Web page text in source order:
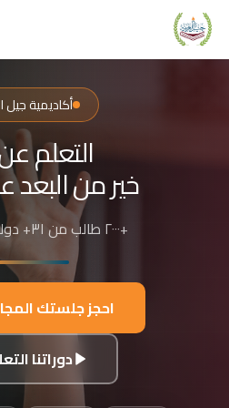
أكاديمية جيل العربية – Jeel Alarabiya Academy
أكاديمية جيل العربية هي منصة تعليمية عبر الإنترنت تأسست عام 2023، متخصصة في تعليم اللغة العربية وتجويد القرآن
ما الذي تقدمه الأكاديمية؟
تعليم اللغة العربية للناطقين بها وغير
تجويد وحفظ القرآن الكريم مع إجازات
الدراسات الإسلامية والتربية الدينية
اللغة الإنجليزية والفرنسية
البرمجة وعلم الفلك والفنون
تفاصيل الدراسة
الفئات العمرية المستهدفة: من 4 سنوات حتى البالغين
شكل التعليم: مجموعات صغيرة 3-5 طلاب، أو حصص فردية
اللغات المستخدمة في التدريس: العربية،
الشريحة 2 من 4: التعلم عن بُعد خير من البعد عن التعليم
أكاديمية جيل
التعلم
خير من البعد
+٢٠٠٠ طالب من ٣١+ دولة حول العالم
احجز جلستك
دوراتنا